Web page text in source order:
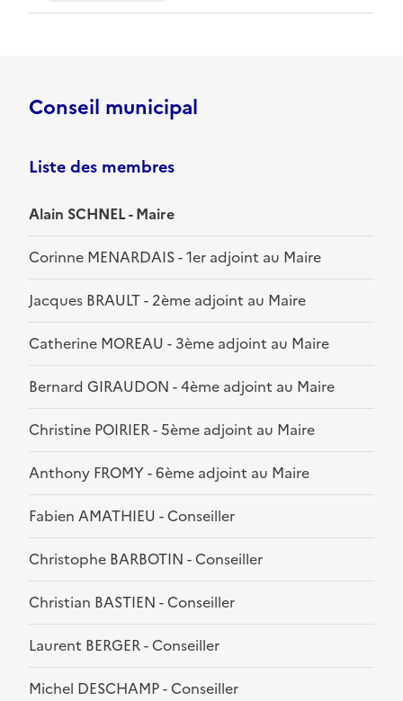
Conseil municipal
Liste des membres
Alain SCHNEL - Maire
Corinne MENARDAIS - 1er adjoint au Maire
Jacques BRAULT - 2ème adjoint au Maire
Catherine MOREAU - 3ème adjoint au Maire
Bernard GIRAUDON - 4ème adjoint au Maire
Christine POIRIER - 5ème adjoint au Maire
Anthony FROMY - 6ème adjoint au Maire
Fabien AMATHIEU - Conseiller
Christophe BARBOTIN - Conseiller
Christian BASTIEN - Conseiller
Laurent BERGER - Conseiller
Michel DESCHAMP - Conseiller